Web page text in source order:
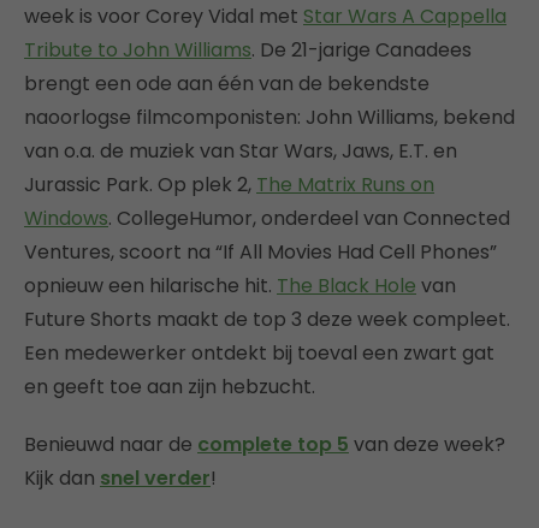
week is voor Corey Vidal met Star Wars A Cappella
Tribute to John Williams. De 21-jarige Canadees
brengt een ode aan één van de bekendste
naoorlogse filmcomponisten: John Williams, bekend
van o.a. de muziek van Star Wars, Jaws, E.T. en
Jurassic Park. Op plek 2, The Matrix Runs on
Windows. CollegeHumor, onderdeel van Connected
Ventures, scoort na “If All Movies Had Cell Phones”
opnieuw een hilarische hit. The Black Hole van
Future Shorts maakt de top 3 deze week compleet.
Een medewerker ontdekt bij toeval een zwart gat
en geeft toe aan zijn hebzucht.
Benieuwd naar de complete top 5 van deze week?
Kijk dan snel verder!